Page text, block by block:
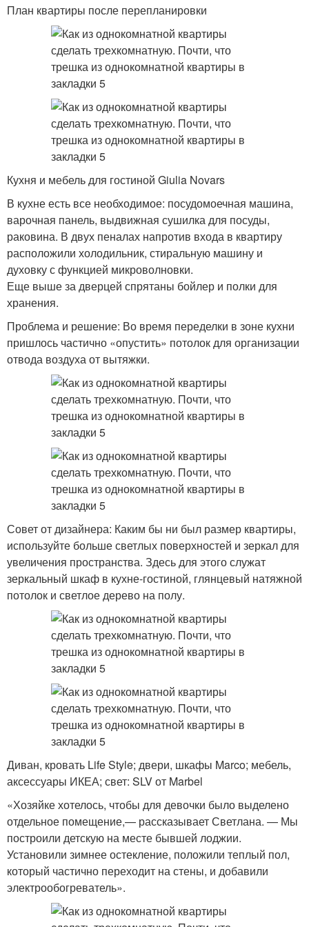
План квартиры после перепланировки
Кухня и мебель для гостиной Giulia Novars
В кухне есть все необходимое: посудомоечная машина,
варочная панель, выдвижная сушилка для посуды,
раковина. В двух пеналах напротив входа в квартиру
расположили холодильник, стиральную машину и
духовку с функцией микроволновки.
Еще выше за дверцей спрятаны бойлер и полки для
хранения.
Проблема и решение: Во время переделки в зоне кухни
пришлось частично «опустить» потолок для организации
отвода воздуха от вытяжки.
Совет от дизайнера: Каким бы ни был размер квартиры,
используйте больше светлых поверхностей и зеркал для
увеличения пространства. Здесь для этого служат
зеркальный шкаф в кухне-гостиной, глянцевый натяжной
потолок и светлое дерево на полу.
Диван, кровать Life Style; двери, шкафы Marco; мебель,
аксессуары ИКЕА; свет: SLV от Marbel
«Хозяйке хотелось, чтобы для девочки было выделено
отдельное помещение,— рассказывает Светлана. — Мы
построили детскую на месте бывшей лоджии.
Установили зимнее остекление, положили теплый пол,
который частично переходит на стены, и добавили
электрообогреватель».